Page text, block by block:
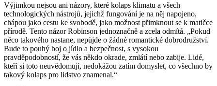
Výjimkou nejsou ani názory, které kolaps klimatu a všech
technologických nástrojů, jejichž fungování je na něj napojeno,
chápou jako cestu ke svobodě, jako možnost přimknout se k matičce
přírodě. Tento názor Robinson jednoznačně a zcela odmítá. „Pokud
něco takového nastane, nepůjde o žádné romantické dobrodružství.
Bude to pouhý boj o jídlo a bezpečnost, s vysokou
pravděpodobností, že vás někdo okrade, zmlátí nebo zabije. Lidé,
kteří si toto neuvědomují, nedokážou zatím domyslet, co všechno by
takový kolaps pro lidstvo znamenal.“